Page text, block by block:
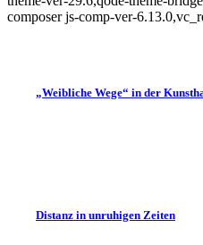
composer js-comp-ver-
„Weibliche Wege“ in der
Distanz in unruhigen Zeiten